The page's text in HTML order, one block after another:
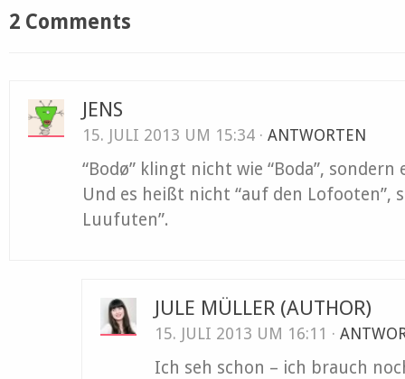
2 Comments
JENS
15. JULI 2013 UM 15:34 · ANTWORTEN
“Bodø” klingt nicht wie “Boda”, sondern
Und es heißt nicht “auf den Lofooten”,
Luufuten”.
JULE MÜLLER (AUTHOR)
15. JULI 2013 UM 16:11 ·
Ich seh schon – ich brauch